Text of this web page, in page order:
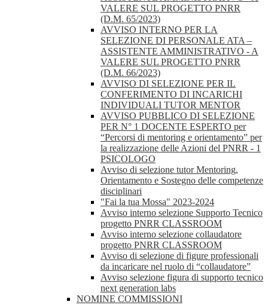
VALERE SUL PROGETTO PNRR
(D.M. 65/2023)
AVVISO INTERNO PER LA
SELEZIONE DI PERSONALE ATA –
ASSISTENTE AMMINISTRATIVO - A
VALERE SUL PROGETTO PNRR
(D.M. 66/2023)
AVVISO DI SELEZIONE PER IL
CONFERIMENTO DI INCARICHI
INDIVIDUALI TUTOR MENTOR
AVVISO PUBBLICO DI SELEZIONE
PER N° 1 DOCENTE ESPERTO per
“Percorsi di mentoring e orientamento” per
la realizzazione delle Azioni del PNRR - 1
PSICOLOGO
Avviso di selezione tutor Mentoring,
Orientamento e Sostegno delle competenze
disciplinari
"Fai la tua Mossa" 2023-2024
Avviso interno selezione Supporto Tecnico
progetto PNRR CLASSROOM
Avviso interno selezione collaudatore
progetto PNRR CLASSROOM
Avviso di selezione di figure professionali
da incaricare nel ruolo di “collaudatore”
Avviso selezione figura di supporto tecnico
next generation labs
NOMINE COMMISSIONI